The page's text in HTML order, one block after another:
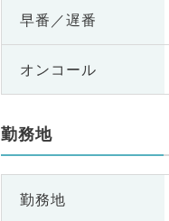
早番／遅番
オンコール
勤務地
勤務地